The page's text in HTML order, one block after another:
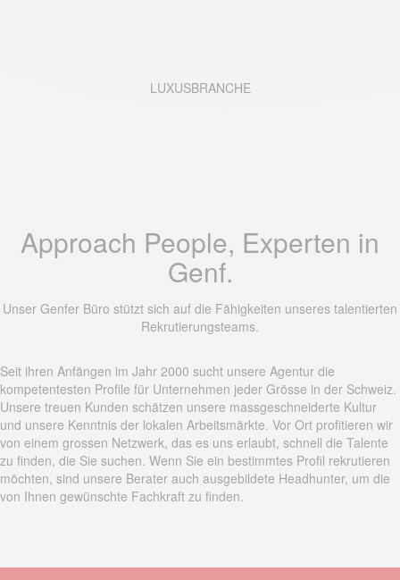
LUXUSBRANCHE
Approach People, Experten in
Genf.
Unser Genfer Büro stützt sich auf die Fähigkeiten unseres talentierten
Rekrutierungsteams.
Seit ihren Anfängen im Jahr 2000 sucht unsere Agentur die
kompetentesten Profile für Unternehmen jeder Grösse in der Schweiz.
Unsere treuen Kunden schätzen unsere massgeschneiderte Kultur
und unsere Kenntnis der lokalen Arbeitsmärkte. Vor Ort profitieren wir
von einem grossen Netzwerk, das es uns erlaubt, schnell die Talente
zu finden, die Sie suchen. Wenn Sie ein bestimmtes Profil rekrutieren
möchten, sind unsere Berater auch ausgebildete Headhunter, um die
von Ihnen gewünschte Fachkraft zu finden.